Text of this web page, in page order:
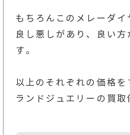
もちろんこのメレーダ
良し悪しがあり、良い
す。
以上のそれぞれの価格
ランドジュエリーの買取